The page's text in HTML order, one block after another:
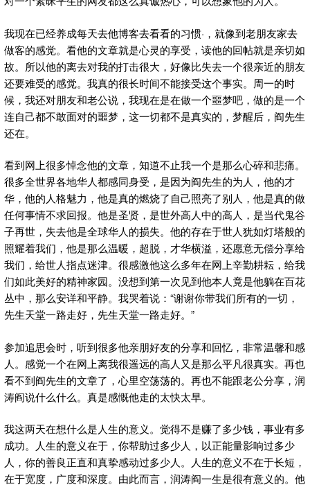
我现在已经养成每天去他博客去看看的习惯·，就像到老朋友家去
做客的感觉。看他的文章就是心灵的享受，读他的回帖就是亲切如
故。所以他的离去对我的打击很大，好像比失去一个很亲近的朋友
还要难受的感觉。我真的很长时间不能接受这个事实。周一的时
候，我还对朋友和老公说，我现在是在做一个噩梦吧，做的是一个
连自己都不敢面对的噩梦，这一切都不是真实的，梦醒后，阎先生
还在。
看到网上很多悼念他的文章，知道不止我一个是那么心碎和悲痛。
很多全世界各地华人都感同身受，是因为阎先生的为人，他的才
华，他的人格魅力，他是真的燃烧了自己照亮了别人，他是真的做
任何事情不求回报。他是圣贤，是世外高人中的高人，是当代鬼谷
子再世，失去他是全球华人的损失。他的存在于世人犹如灯塔般的
照耀着我们，他是那么温暖，超脱，才华横溢，还愿意无偿分享给
我们，给世人指点迷津。很感激他这么多年在网上辛勤耕耘，给我
们如此美好的精神家园。没想到第一次见到他本人竟是他躺在百花
丛中，那么安详和平静。我哭着说：“谢谢你带我们所有的一切，
先生天堂一路走好，先生天堂一路走好。”
参加追思会时，听到很多他亲朋好友的分享和回忆，非常温馨和感
人。感觉一个在网上离我很遥远的高人又是那么平凡很真实。再也
看不到阎先生的文章了，心里空荡荡的。再也不能跟老公分享，润
涛阎说什么什么。真是感慨他走的太快太早。
我这两天在想什么是人生的意义。觉得不是赚了多少钱，事业有多
成功。人生的意义在于，你帮助过多少人，以正能量影响过多少
人，你的善良正直和真挚感动过多少人。人生的意义不在于长短，
在于宽度，广度和深度。由此而言，润涛阎一生是很有意义的。他